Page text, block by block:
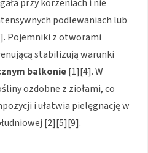
przy korzeniach i nie
podlewaniach lub
Pojemniki z otworami
stabilizują warunki
balkonie[1][4]. W
ozdobne z ziołami, co
i ułatwia pielęgnację w
[2][5][9].